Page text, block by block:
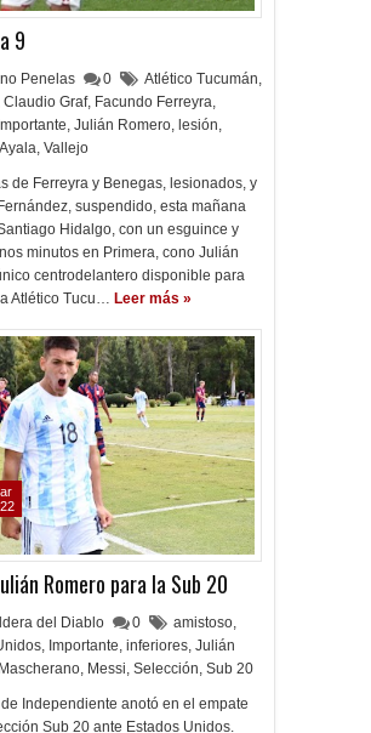
9
Penelas 0 Atlético Tucumán,
Claudio Graf, Facundo Ferreyra,
Importante, Julián Romero, lesión,
, Vallejo
de Ferreyra y Benegas, lesionados, y
suspendido, esta mañana
Hidalgo, con un esguince y
minutos en Primera, cono Julián
centrodelantero disponible para
Atlético Tucu… Leer más »
Romero para la Sub 20
del Diablo 0 amistoso,
, Importante, inferiores, Julián
Mascherano, Messi, Selección, Sub 20
Independiente anotó en el empate
Sub 20 ante Estados Unidos.